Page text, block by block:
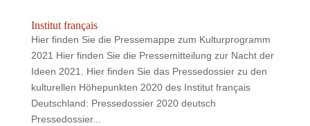
Institut français
Hier finden Sie die Pressemappe zum Kulturprogramm
2021 Hier finden Sie die Pressemitteilung zur Nacht der
Ideen 2021. Hier finden Sie das Pressedossier zu den
kulturellen Höhepunkten 2020 des Institut français
Deutschland: Pressedossier 2020 deutsch
Pressedossier...